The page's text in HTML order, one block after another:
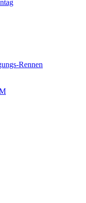
Rennen